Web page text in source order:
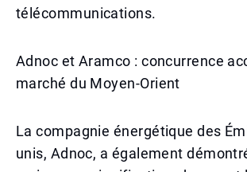
télécommunications.
Adnoc et Aramco : concurrence
marché du Moyen-Orient
La compagnie énergétique des
unis, Adnoc, a également